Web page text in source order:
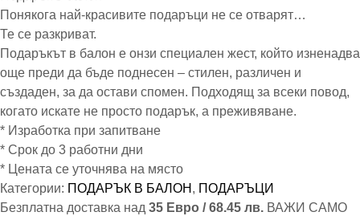
Понякога най-красивите подаръци не се отварят…
Те се разкриват.
Подаръкът в балон е онзи специален жест, който изненадва
още преди да бъде поднесен – стилен, различен и
създаден, за да остави спомен. Подходящ за всеки повод,
когато искате не просто подарък, а преживяване.
* Изработка при запитване
* Срок до 3 работни дни
* Цената се уточнява на място
Категории: ПОДАРЪК В БАЛОН , ПОДАРЪЦИ
Безплатна доставка над 35 Евро / 68.45 лв. ВАЖИ САМО